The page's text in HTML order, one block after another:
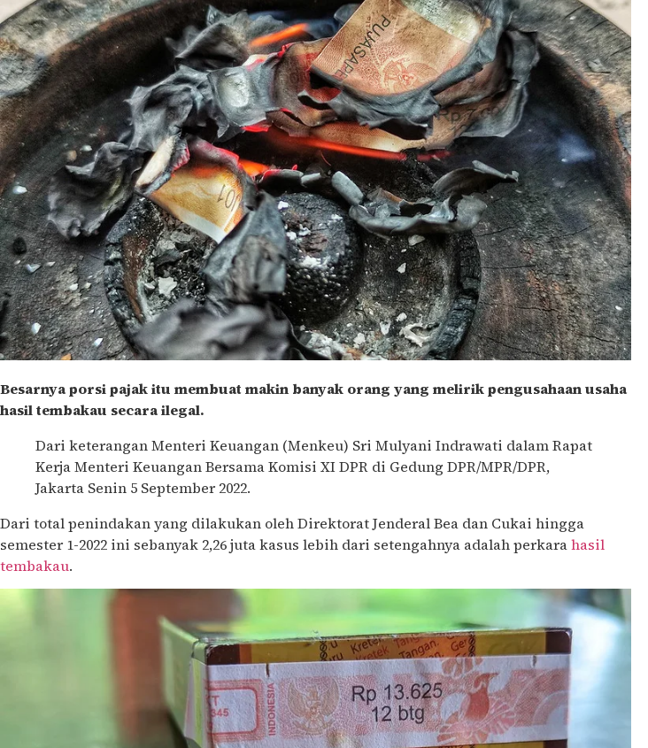
Besarnya porsi pajak itu membuat makin banyak orang yang melirik pengusahaan usaha
hasil tembakau secara ilegal.
Dari keterangan Menteri Keuangan (Menkeu) Sri Mulyani Indrawati dalam Rapat
Kerja Menteri Keuangan Bersama Komisi XI DPR di Gedung DPR/MPR/DPR,
Jakarta Senin 5 September 2022.
Dari total penindakan yang dilakukan oleh Direktorat Jenderal Bea dan Cukai hingga
semester 1-2022 ini sebanyak 2,26 juta kasus lebih dari setengahnya adalah perkarahasil
tembakau.